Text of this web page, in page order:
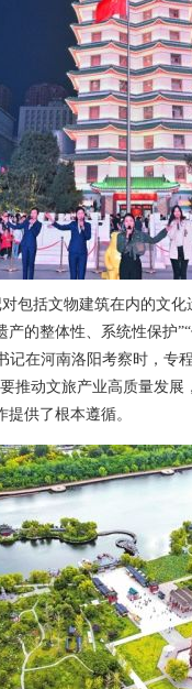
括文物建筑在内的文化
的整体性、系统性保护
记在河南洛阳考察时，专
推动文旅产业高质量发
供了根本遵循。